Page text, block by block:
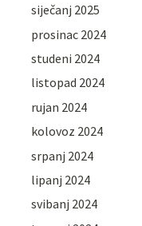
siječanj 2025
prosinac 2024
studeni 2024
listopad 2024
rujan 2024
kolovoz 2024
srpanj 2024
lipanj 2024
svibanj 2024